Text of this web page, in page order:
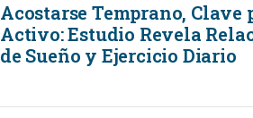
Acostarse Temprano, Clave
Activo: Estudio Revela
de Sueño y Ejercicio Diario